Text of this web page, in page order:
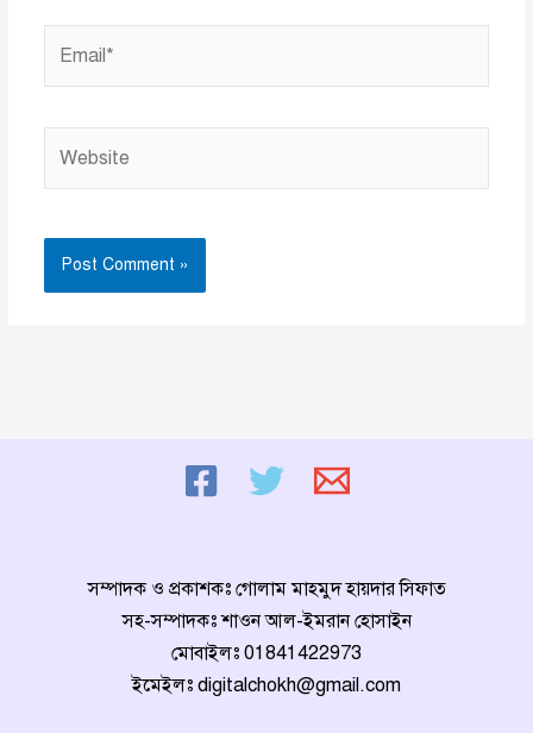
সম্পাদক ও প্রকাশকঃ গোলাম মাহমুদ হায়দার সিফাত
সহ-সম্পাদকঃ শাওন আল-ইমরান হোসাইন
মোবাইলঃ 01841422973
ইমেইলঃ digitalchokh@gmail.com